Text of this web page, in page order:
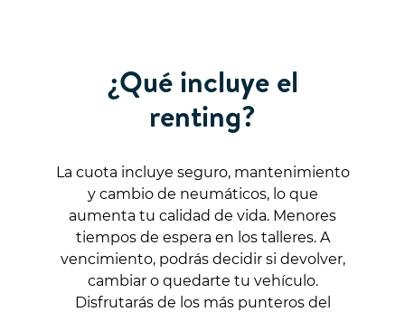
¿Qué incluye el
renting?
La cuota incluye seguro, mantenimiento
y cambio de neumáticos, lo que
aumenta tu calidad de vida. Menores
tiempos de espera en los talleres. A
vencimiento, podrás decidir si devolver,
cambiar o quedarte tu vehículo.
Disfrutarás de los más punteros del